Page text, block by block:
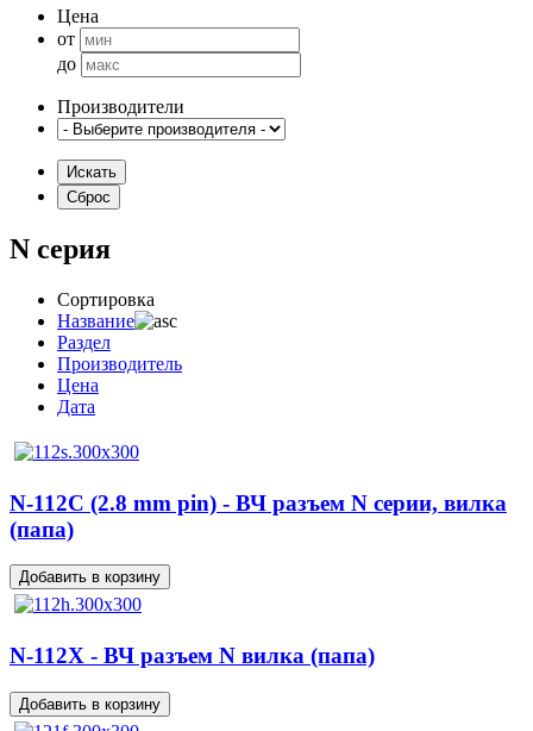
Цена
от
до
Производители
N серия
Сортировка
Название
Раздел
Производитель
Цена
Дата
N-112C (2.8 mm pin) - ВЧ разъем N серии, вилка
(папа)
N-112X - ВЧ разъем N вилка (папа)